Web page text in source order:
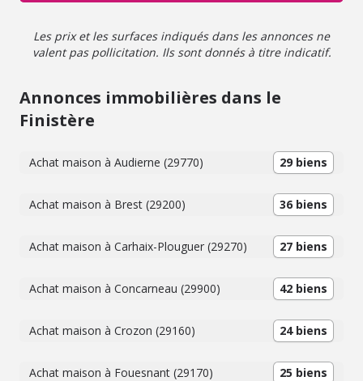
Les prix et les surfaces indiqués dans les annonces ne
valent pas pollicitation. Ils sont donnés à titre indicatif.
Annonces immobilières dans le
Finistère
Achat maison à Audierne (29770) 29 biens
Achat maison à Brest (29200) 36 biens
Achat maison à Carhaix-Plouguer (29270) 27 biens
Achat maison à Concarneau (29900) 42 biens
Achat maison à Crozon (29160) 24 biens
Achat maison à Fouesnant (29170) 25 biens